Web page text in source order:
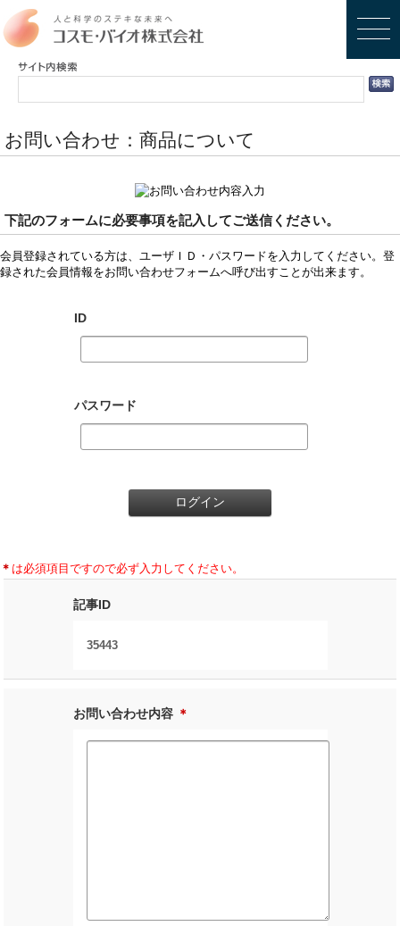
お問い合わせ：商品について
下記のフォームに必要事項を記入してご送信ください。
会員登録されている方は、ユーザＩＤ・パスワードを入力してください。登
録された会員情報をお問い合わせフォームへ呼び出すことが出来ます。
ID
パスワード
＊ は必須項目ですので必ず入力してください。
記事ID
35443
お問い合わせ内容 ＊